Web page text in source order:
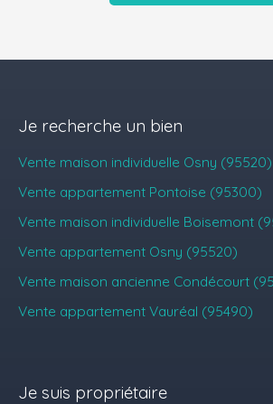
Je recherche un bien
Vente maison individuelle Osny (95520)
Vente appartement Pontoise (95300)
Vente maison individuelle Boisemont
Vente appartement Osny (95520)
Vente maison ancienne Condécourt
Vente appartement Vauréal (95490)
Je suis propriétaire